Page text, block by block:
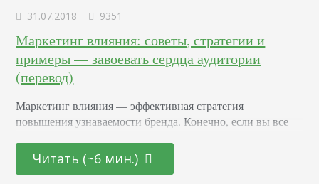
31.07.2018 9351
Маркетинг влияния: советы, стратегии и
примеры — завоевать сердца аудитории
(перевод)
Маркетинг влияния — эффективная стратегия
повышения узнаваемости бренда. Конечно, если вы все
маркетинговые кампании? Как выбирать нужных
влиятельных личностей? Я поделюсь своим опытом в
Читать (~6 мин.)